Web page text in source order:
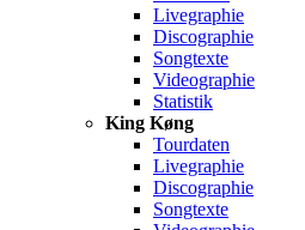
Livegraphie
Discographie
Songtexte
Videographie
Statistik
King Køng
Tourdaten
Livegraphie
Discographie
Songtexte